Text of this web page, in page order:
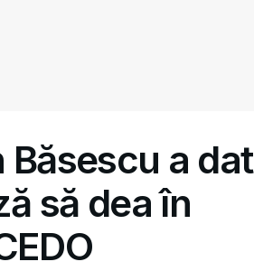
a dat
să dea în